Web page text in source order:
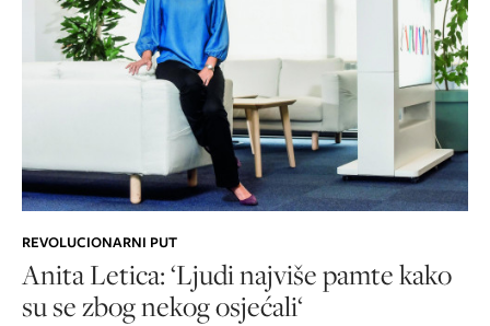
REVOLUCIONARNI PUT
Anita Letica: ‘Ljudi najviše pamte kako
su se zbog nekog osjećali‘